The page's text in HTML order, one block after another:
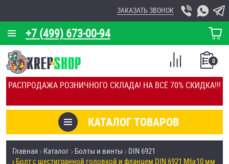
РАСПРОДАЖА РОЗНИЧНОГО СКЛАДА! НА ВСЁ 70% СКИДКА!!!
+7 (499) 673-00-94
ЗАКАЗАТЬ ЗВОНОК
КОРЗИНА
О КОМПАНИИ
КАЛЬКУЛЯТОР
ОТЗЫВЫ
УСЛУГИ
КАТАЛОГ ТОВАРОВ
0
СПИСОК
СРАВНЕНИЕ
Товары со скидкой
Главная Каталог Болты и винты
DIN 6921
Болт с шестигранной головкой и фланцем DIN 6921 М6х10 мм